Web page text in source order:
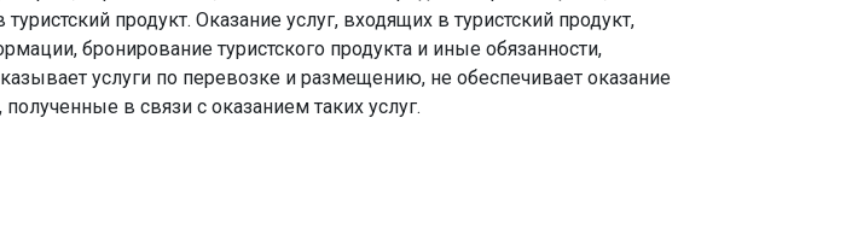
продукт. Оказание услуг, входящих в туристский продукт,
бронирование туристского продукта и иные обязанности,
услуги по перевозке и размещению, не обеспечивает оказание
в связи с оказанием таких услуг.